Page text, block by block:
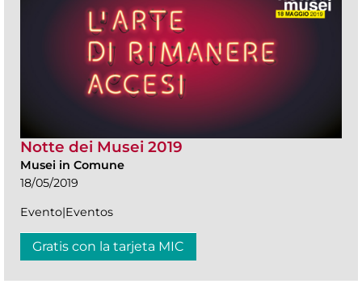
Notte dei Musei 2019
Musei in Comune
18/05/2019
Evento|Eventos
Gratis con la tarjeta MIC